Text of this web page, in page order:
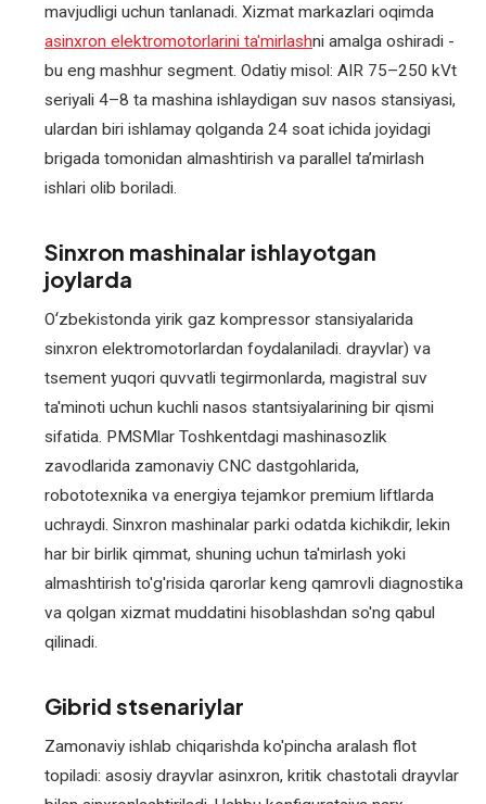
mavjudligi uchun tanlanadi. Xizmat markazlari oqimda
asinxron elektromotorlarini ta'mirlashni amalga oshiradi -
bu eng mashhur segment. Odatiy misol: AIR 75–250 kVt
seriyali 4–8 ta mashina ishlaydigan suv nasos stansiyasi,
ulardan biri ishlamay qolganda 24 soat ichida joyidagi
brigada tomonidan almashtirish va parallel taʼmirlash
ishlari olib boriladi.
Sinxron mashinalar ishlayotgan
joylarda
Oʻzbekistonda yirik gaz kompressor stansiyalarida
sinxron elektromotorlardan foydalaniladi. drayvlar) va
tsement yuqori quvvatli tegirmonlarda, magistral suv
ta'minoti uchun kuchli nasos stantsiyalarining bir qismi
sifatida. PMSMlar Toshkentdagi mashinasozlik
zavodlarida zamonaviy CNC dastgohlarida,
robototexnika va energiya tejamkor premium liftlarda
uchraydi. Sinxron mashinalar parki odatda kichikdir, lekin
har bir birlik qimmat, shuning uchun ta'mirlash yoki
almashtirish to'g'risida qarorlar keng qamrovli diagnostika
va qolgan xizmat muddatini hisoblashdan so'ng qabul
qilinadi.
Gibrid stsenariylar
Zamonaviy ishlab chiqarishda ko'pincha aralash flot
topiladi: asosiy drayvlar asinxron, kritik chastotali drayvlar